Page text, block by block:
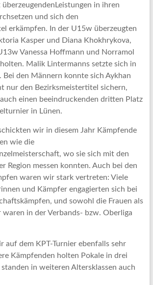
in ihren
und sich den
erkämpfen. In der U15w überzeugten
Kasper und Diana Khokhrykova,
Vanessa Hoffmann und Norramol
Malik Lintermanns setzte sich in
Bei den Männern konnte sich Aykhan
nur den Bezirksmeistertitel sichern,
einen beeindruckenden dritten Platz
in Lünen.
wir in diesem Jahr Kämpfende
wie die
wo sie sich mit den
Region messen konnten. Auch bei den
waren wir stark vertreten: Viele
und Kämpfer engagierten sich bei
und sowohl die Frauen als
waren in der Verbands- bzw. Oberliga
auf dem KPT-Turnier ebenfalls sehr
Kämpfenden holten Pokale in drei
in weiteren Altersklassen auch